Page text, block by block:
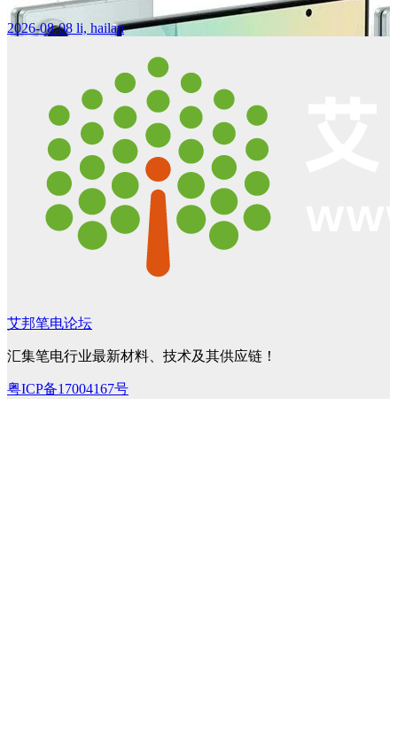
2026-08-08 li, hailan
艾邦笔电论坛
汇集笔电行业最新材料、技术及其供应链！
粤ICP备17004167号